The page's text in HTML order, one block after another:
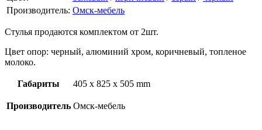
Производитель: Омск-мебель
Стулья продаются комплектом от 2шт.
Цвет опор: черный, алюминий хром, коричневый, топленое
молоко.
Габариты 405 x 825 x 505 mm
Производитель Омск-мебель